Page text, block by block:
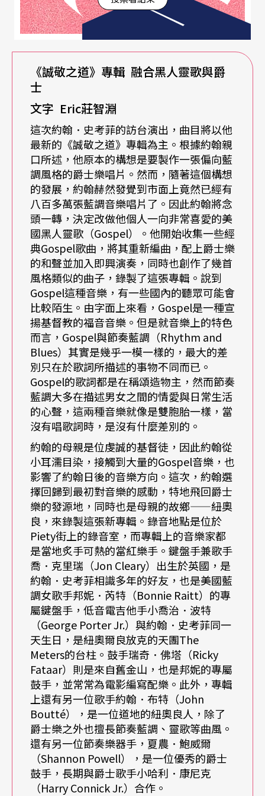
藍調音樂，他在訪談中還特別提到藍調吉他大師比
比金（B.B. King）對他的影響。後來，年輕好學的
約翰經由他吉他老師的教導，漸漸地對爵士樂這種
即興音樂開始產生濃厚的興趣，因此在一九七○年
時，他選擇了前往波士頓著名的柏克里音樂學院鑽
研爵士樂演奏。
才華洋溢的約翰在音樂學院內表現突出，沒多久即
受到當時在柏克里任教的爵士鐵琴大師蓋瑞．伯頓
（Gary Burton）的賞識，邀請他一起組團演出，並
將他介紹給爵士薩克斯風大師傑瑞．穆利根（Gerry
Mulligan）與爵士小號大師查特．貝克（Chet Bake
r），還沒來得及畢業的約翰就與這些爵士樂大師們
在著名的卡內基音樂廳一起演出，並且錄製了現場
演奏專輯，因此約翰就正式踏上職業爵士樂手的生
涯。
後來，約翰加入了比利．柯比漢（Billy Cobham）
與喬治．杜克（George Duke）合組的融合爵士樂
團，為期兩年。在一九七七年的時候，爵士低音提
琴大師查爾士．明格斯（Charles Mingus）邀請約
翰加入自己的樂團，錄製了專輯唱片。稍候，蓋
瑞．伯頓與爵士薩克斯風大師戴夫．李布曼（Dave
Liebman）也分別邀請約翰加入自己的樂團一起演
出。自一九七八年之後，約翰開始獨當一面，自組
樂團展開世界巡迴演出，並且發行個人演奏專輯。
邁爾士．戴維斯的提攜與影響
有關於曾經與約翰．史考菲合作過的爵士樂大師們
中，最為人津津樂道的應該就屬名爵士小號大師邁
爾士．戴維斯（Miles Davis）了。提到邁爾士．戴
維斯這個名字，相信任何稍具爵士樂常識的聽眾對
他應該都不會陌生。說他在爵士樂發展史上的地位
有如古典音樂裡的貝多芬，這一點也不誇張。年輕
時曾經加入過邁爾士的樂團，日後成為一代宗師的
爵士樂好手不計其數，例如爵士薩克斯風大師約
翰．柯川（John Coltrane）、爵士鋼琴大師比爾．
艾文斯（Bill Evans）與賀比．漢考克（Herbie Han
《誠敬之道》專輯 融合黑人靈歌與爵
士
文字 Eric莊智淵
這次約翰．史考菲的訪台演出，曲目將以他
最新的《誠敬之道》專輯為主。根據約翰親
口所述，他原本的構想是要製作一張偏向藍
調風格的爵士樂唱片。然而，隨著這個構想
的發展，約翰赫然發覺到市面上竟然已經有
八百多萬張藍調音樂唱片了。因此約翰將念
頭一轉，決定改做他個人一向非常喜愛的美
國黑人靈歌（Gospel）。他開始收集一些經
典Gospel歌曲，將其重新編曲，配上爵士樂
的和聲並加入即興演奏，同時也創作了幾首
風格類似的曲子，錄製了這張專輯。說到
Gospel這種音樂，有一些國內的聽眾可能會
比較陌生。由字面上來看，Gospel是一種宣
揚基督教的福音音樂。但是就音樂上的特色
而言，Gospel與節奏藍調（Rhythm and
Blues）其實是幾乎一模一樣的，最大的差
別只在於歌詞所描述的事物不同而已。
Gospel的歌詞都是在稱頌造物主，然而節奏
藍調大多在描述男女之間的情愛與日常生活
的心聲，這兩種音樂就像是雙胞胎一樣，當
沒有唱歌詞時，是沒有什麼差別的。
約翰的母親是位虔誠的基督徒，因此約翰從
小耳濡目染，接觸到大量的Gospel音樂，也
影響了約翰日後的音樂方向。這次，約翰選
擇回歸到最初對音樂的感動，特地飛回爵士
樂的發源地，同時也是母親的故鄉——紐奧
良，來錄製這張新專輯。錄音地點是位於
Piety街上的錄音室，而專輯上的音樂家都
是當地炙手可熱的當紅樂手。鍵盤手兼歌手
喬．克里瑞（Jon Cleary）出生於英國，是
約翰．史考菲相識多年的好友，也是美國藍
調女歌手邦妮．芮特（Bonnie Raitt）的專
屬鍵盤手，低音電吉他手小喬治．波特
（George Porter Jr.）與約翰．史考菲同一
天生日，是紐奧爾良放克的天團The
Meters的台柱。鼓手瑞奇．佛塔（Ricky
Fataar）則是來自舊金山，也是邦妮的專屬
鼓手，並常常為電影編寫配樂。此外，專輯
上還有另一位歌手約翰．布特（John
Boutté），是一位道地的紐奧良人，除了
爵士樂之外也擅長節奏藍調、靈歌等曲風。
還有另一位節奏樂器手，夏農．鮑威爾
（Shannon Powell），是一位優秀的爵士
鼓手，長期與爵士歌手小哈利．康尼克
（Harry Connick Jr.）合作。